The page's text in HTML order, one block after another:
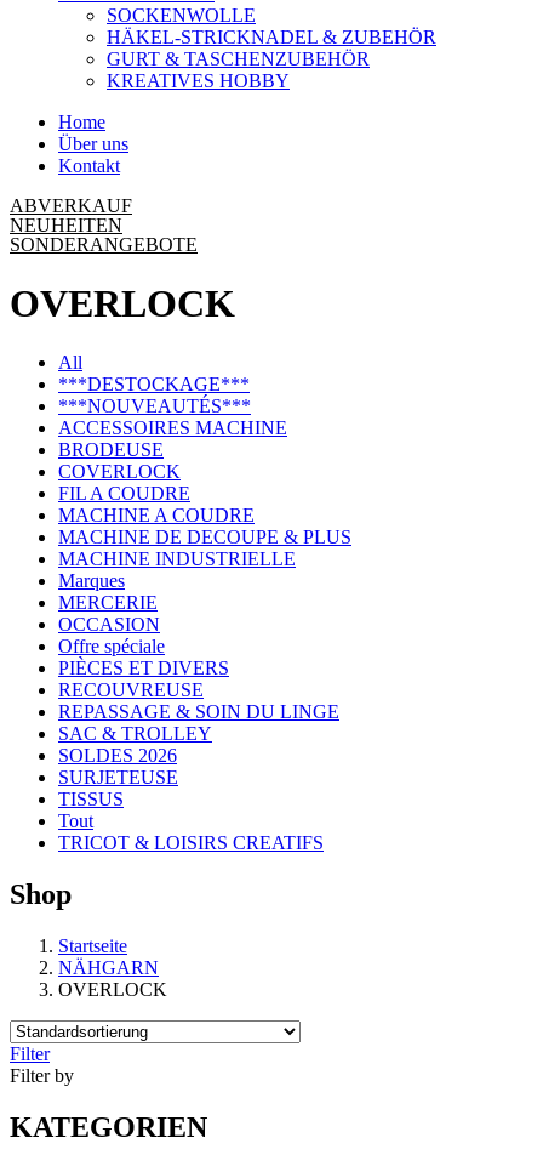
SOCKENWOLLE
HÄKEL-STRICKNADEL & ZUBEHÖR
GURT & TASCHENZUBEHÖR
KREATIVES HOBBY
Home
Über uns
Kontakt
ABVERKAUF
NEUHEITEN
SONDERANGEBOTE
OVERLOCK
All
***DESTOCKAGE***
***NOUVEAUTÉS***
ACCESSOIRES MACHINE
BRODEUSE
COVERLOCK
FIL A COUDRE
MACHINE A COUDRE
MACHINE DE DECOUPE & PLUS
MACHINE INDUSTRIELLE
Marques
MERCERIE
OCCASION
Offre spéciale
PIÈCES ET DIVERS
RECOUVREUSE
REPASSAGE & SOIN DU LINGE
SAC & TROLLEY
SOLDES 2026
SURJETEUSE
TISSUS
Tout
TRICOT & LOISIRS CREATIFS
Shop
Startseite
NÄHGARN
OVERLOCK
Filter
Filter by
KATEGORIEN